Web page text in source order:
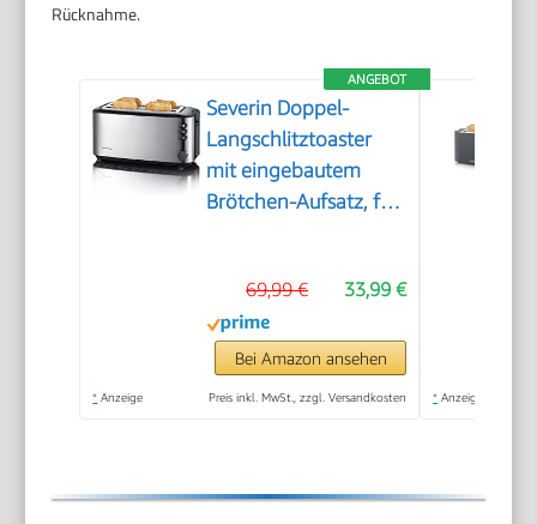
Rücknahme.
ANGEBOT
Severin Doppel-
Langschlitztoaster
mit eingebautem
Brötchen-Aufsatz, für
Aufwärm- und
Defroster-Stufe,
Edelstahl gebürstet,
schwarz, 1.400 W, AT
33,99 €
69,99 €
Bei Amazon ansehen
* Anzeige Preis inkl. MwSt., zzgl. Versandkosten * Anzeige